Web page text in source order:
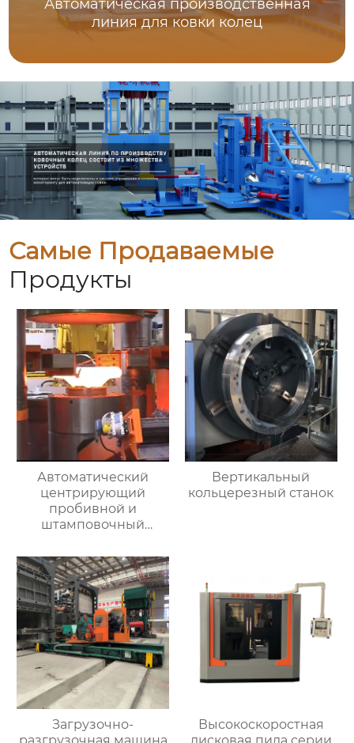
Автоматическая производственная
линия для ковки колец
Самые Продаваемые
Продукты
Автоматический
центрирующий
пробивной и
штамповочный
пресс
Вертикальный
кольцерезный станок
Загрузочно-
разгрузочная машина
Высокоскоростная
дисковая пила серии